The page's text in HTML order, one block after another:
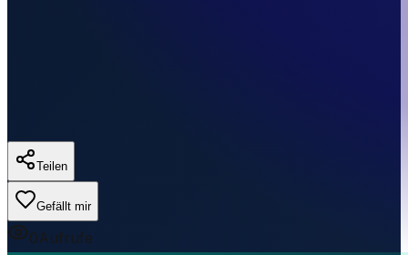
Teilen
Gefällt mir
0Aufrufe